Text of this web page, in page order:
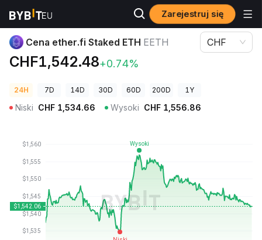
Zarejestruj się
Ceny kryptowalut Cena ether.fi Staked ETH EETH
Cena ether.fi Staked ETH EETH
CHF1,542.48+0.74%
CHF
24H 7D 14D 30D 60D 200D 1Y
Niski CHF 1,534.66 Wysoki CHF 1,556.86